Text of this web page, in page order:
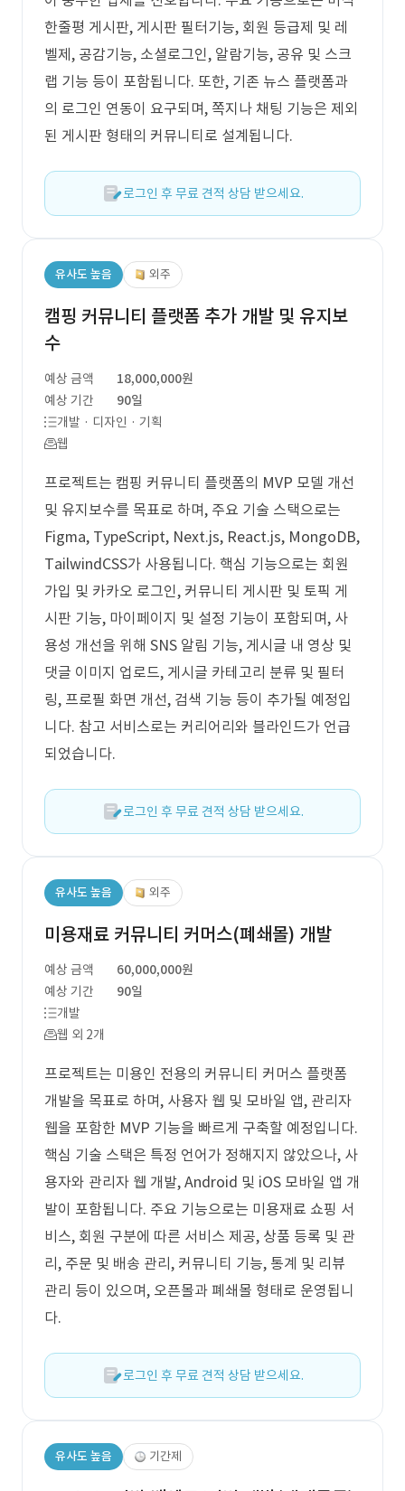
한줄평 게시판, 게시판 필터기능, 회원 등급제 및 레
벨제, 공감기능, 소셜로그인, 알람기능, 공유 및 스크
랩 기능 등이 포함됩니다. 또한, 기존 뉴스 플랫폼과
의 로그인 연동이 요구되며, 쪽지나 채팅 기능은 제외
된 게시판 형태의 커뮤니티로 설계됩니다.
로그인 후 무료 견적 상담 받으세요.
유사도 높음 외주
캠핑 커뮤니티 플랫폼 추가 개발 및 유지보
수
예상 금액
18,000,000원
예상 기간
90일
개발 · 디자인 · 기획
웹
프로젝트는 캠핑 커뮤니티 플랫폼의 MVP 모델 개선
및 유지보수를 목표로 하며, 주요 기술 스택으로는
Figma, TypeScript, Next.js, React.js, MongoDB,
TailwindCSS가 사용됩니다. 핵심 기능으로는 회원
가입 및 카카오 로그인, 커뮤니티 게시판 및 토픽 게
시판 기능, 마이페이지 및 설정 기능이 포함되며, 사
용성 개선을 위해 SNS 알림 기능, 게시글 내 영상 및
댓글 이미지 업로드, 게시글 카테고리 분류 및 필터
링, 프로필 화면 개선, 검색 기능 등이 추가될 예정입
니다. 참고 서비스로는 커리어리와 블라인드가 언급
되었습니다.
로그인 후 무료 견적 상담 받으세요.
유사도 높음 외주
미용재료 커뮤니티 커머스(폐쇄몰) 개발
예상 금액
60,000,000원
예상 기간
90일
개발
웹 외 2개
프로젝트는 미용인 전용의 커뮤니티 커머스 플랫폼
개발을 목표로 하며, 사용자 웹 및 모바일 앱, 관리자
웹을 포함한 MVP 기능을 빠르게 구축할 예정입니다.
핵심 기술 스택은 특정 언어가 정해지지 않았으나, 사
용자와 관리자 웹 개발, Android 및 iOS 모바일 앱 개
발이 포함됩니다. 주요 기능으로는 미용재료 쇼핑 서
비스, 회원 구분에 따른 서비스 제공, 상품 등록 및 관
리, 주문 및 배송 관리, 커뮤니티 기능, 통계 및 리뷰
관리 등이 있으며, 오픈몰과 폐쇄몰 형태로 운영됩니
다.
로그인 후 무료 견적 상담 받으세요.
유사도 높음 기간제